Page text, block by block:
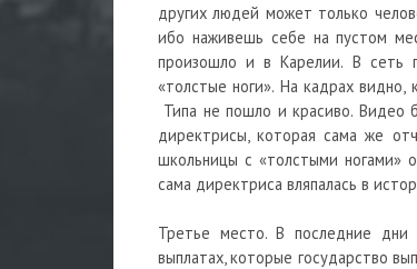
других людей может только
ибо наживешь себе на пустом
произошло и в Карелии. В сеть
«толстые ноги». На кадрах видно,
Типа не пошло и красиво. Видео
директрисы, которая сама же
школьницы с «толстыми ногами»
сама директриса вляпалась в
Третье место. В последние дни
выплатах, которые государство